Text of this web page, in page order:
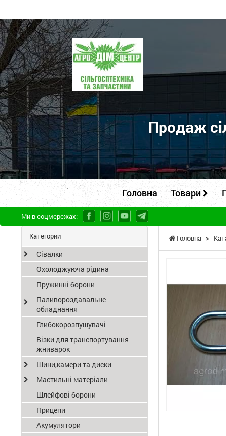
ПП
"Агродім-
центр"
-
продаж
сільськогосподарської
техніки
та
запчастин
Продаж
Головна Товари
Ми в соцмережах:
Головна >
Категории
Сівалки
Охолоджуюча рідина
Пружинні борони
Паливороздавальне
обладнання
Глибокорозпушувачі
Візки для транспортування
жниварок
Шини,камери та диски
Мастильні матеріали
Шлейфові борони
Прицепи
Акумулятори